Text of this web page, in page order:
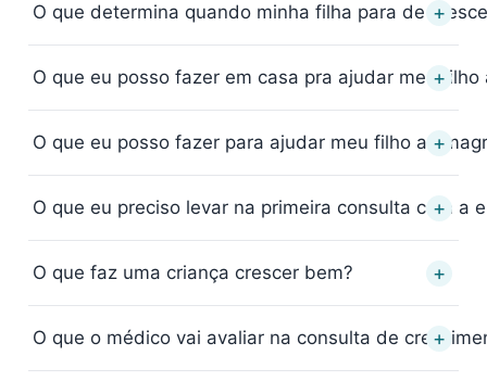
O que determina quando minha filha para de +
O que eu posso fazer em casa pra ajudar meu filho
+
O que eu posso fazer para ajudar meu filho a +
O que eu preciso levar na primeira consulta com a
+
O que faz uma criança crescer bem? +
O que o médico vai avaliar na consulta de +